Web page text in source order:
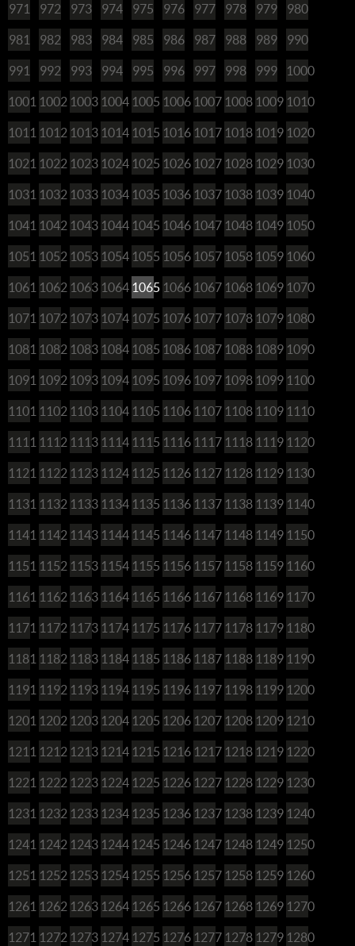
971 972 973 974 975 976 977 978 979 980
981 982 983 984 985 986 987 988 989 990
991 992 993 994 995 996 997 998 999 1000
1001 1002 1003 1004 1005 1006 1007 1008 1009 1010
1011 1012 1013 1014 1015 1016 1017 1018 1019 1020
1021 1022 1023 1024 1025 1026 1027 1028 1029 1030
1031 1032 1033 1034 1035 1036 1037 1038 1039 1040
1041 1042 1043 1044 1045 1046 1047 1048 1049 1050
1051 1052 1053 1054 1055 1056 1057 1058 1059 1060
1061 1062 1063 1064 1065 1066 1067 1068 1069 1070
1071 1072 1073 1074 1075 1076 1077 1078 1079 1080
1081 1082 1083 1084 1085 1086 1087 1088 1089 1090
1091 1092 1093 1094 1095 1096 1097 1098 1099 1100
1101 1102 1103 1104 1105 1106 1107 1108 1109 1110
1111 1112 1113 1114 1115 1116 1117 1118 1119 1120
1121 1122 1123 1124 1125 1126 1127 1128 1129 1130
1131 1132 1133 1134 1135 1136 1137 1138 1139 1140
1141 1142 1143 1144 1145 1146 1147 1148 1149 1150
1151 1152 1153 1154 1155 1156 1157 1158 1159 1160
1161 1162 1163 1164 1165 1166 1167 1168 1169 1170
1171 1172 1173 1174 1175 1176 1177 1178 1179 1180
1181 1182 1183 1184 1185 1186 1187 1188 1189 1190
1191 1192 1193 1194 1195 1196 1197 1198 1199 1200
1201 1202 1203 1204 1205 1206 1207 1208 1209 1210
1211 1212 1213 1214 1215 1216 1217 1218 1219 1220
1221 1222 1223 1224 1225 1226 1227 1228 1229 1230
1231 1232 1233 1234 1235 1236 1237 1238 1239 1240
1241 1242 1243 1244 1245 1246 1247 1248 1249 1250
1251 1252 1253 1254 1255 1256 1257 1258 1259 1260
1261 1262 1263 1264 1265 1266 1267 1268 1269 1270
1271 1272 1273 1274 1275 1276 1277 1278 1279 1280